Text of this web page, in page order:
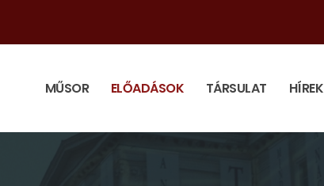
MŰSOR ELŐADÁSOK TÁRSULAT HÍREK